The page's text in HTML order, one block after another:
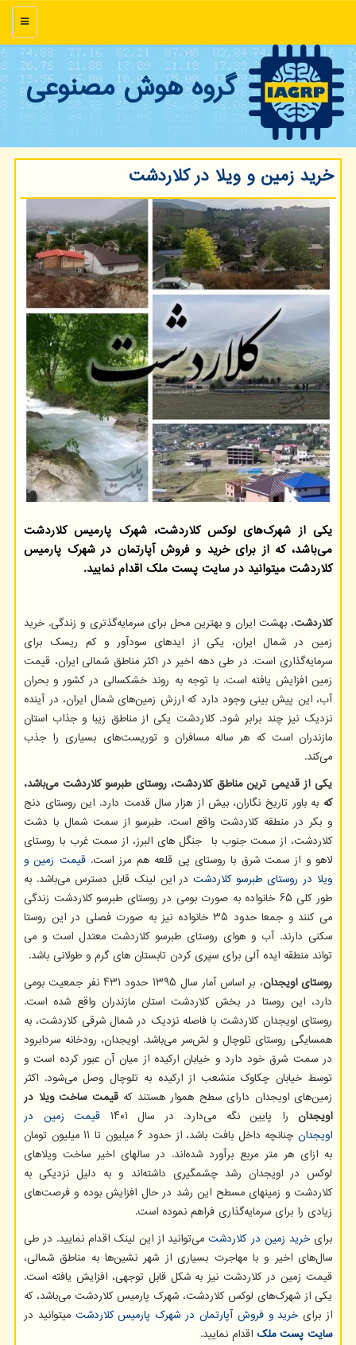
منو
گروه هوش مصنوعی
خرید زمین و ویلا در کلاردشت
یکی از شهرک‌های لوکس کلاردشت، شهرک پارمیس کلاردشت
می‌باشد، که از برای خرید و فروش آپارتمان در شهرک پارمیس
کلاردشت میتوانید در سایت پست ملک اقدام نمایید.
کلاردشت، بهشت ایران و بهترین محل برای سرمایه‌گذتری و زندگی. خرید
زمین در شمال ایران، یکی از اید‌های سودآور و کم ریسک برای
سرمایه‌گذاری است. در طی دهه اخیر در اکثر مناطق شمالی ایران، قیمت
زمین افزایش یافته است. با توجه به روند خشکسالی در کشور و بحران
آب، این پیش بینی وجود دارد که ارزش زمین‌های شمال ایران، در آینده
نزدیک نیز چند برابر شود. کلاردشت یکی از مناطق زیبا و جذاب استان
مازندران است که هر ساله مسافران و توریست‌های بسیاری را جذب
می‌کند.
یکی از قدیمی‌ ترین مناطق کلاردشت، روستای طبرسو کلاردشت می‌باشد،
که به باور تاریخ نگاران، بیش از هزار سال قدمت دارد. این روستای دنج
و بکر در منطقه کلاردشت واقع است. طبرسو از سمت شمال با دشت
کلاردشت، از سمت جنوب با جنگل های البرز، از سمت غرب با روستای
لاهو و از سمت شرق با روستای پی قلعه هم مرز است.قیمت زمین و
ویلا در روستای طبرسو کلاردشتدر این لینک قابل دسترس می‌باشد. به
طور کلی ۶۵ خانواده به صورت بومی در روستای طبرسو کلاردشت زندگی
می کنند و جمعا حدود ۳۵ خانواده نیز به صورت فصلی در این روستا
سکنی دارند. آب و هوای روستای طبرسو کلاردشت معتدل است و می
تواند منطقه ایده آلی برای سپری کردن تابستان های گرم و طولانی باشد.
روستای اویجدان
، بر اساس آمار سال ۱۳۹۵ حدود ۴۳۱ نفر جمعیت بومی
دارد، این روستا در بخش کلاردشت استان مازندران واقع شده است.
روستای اویجدان کلاردشت با فاصله نزدیک در شمال شرقی کلاردشت، به
همسایگی روستای تلوچال و لش‌سر می‌باشد. اویجدان، رودخانه سردابرود
در سمت شرق خود دارد و خیابان ارکیده از میان آن عبور کرده است و
توسط خیابان چکاوک منشعب از ارکیده به تلوچال وصل می‌شود. اکثر
زمین‌های اویجدان دارای سطح هموار هستند کهقیمت ساخت ویلا در
اویجدان را پایین نگه می‌دارد. در سال ۱۴۰۱
قیمت زمین‌ در
اویجدان
چنانچه داخل بافت باشد، از حدود ۶ میلیون تا ۱۱ میلیون تومان
به ازای هر متر مربع برآورد شده‌اند. در سالهای اخیر ساخت ویلاهای
لوکس در اویجدان رشد چشمگیری داشته‌اند و به دلیل نزدیکی به
کلاردشت و زمینهای مسطح این رشد در حال افزایش بوده و فرصت‌های
زیادی را برای سرمایه‌گذاری فراهم نموده است.
برایخرید زمین در کلاردشتمی‌توانید از این لینک اقدام نمایید. در طی
سال‌های اخیر و با مهاجرت بسیاری از شهر نشین‌ها به مناطق شمالی،
قیمت زمین در کلاردشت نیز به شکل قابل توجهی، افزایش یافته است.
یکی از شهرک‌های لوکس کلاردشت، شهرک پارمیس کلاردشت می‌باشد، که
از برای خرید و فروش آپارتمان در شهرک پارمیس کلاردشت میتوانید در
سایت پست ملک اقدام نمایید.